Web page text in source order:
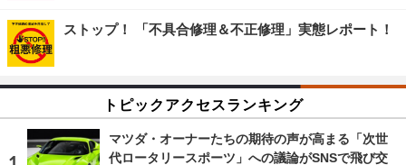
ストップ！ 「不具合修理＆不正修理」実態レポート！
トピックアクセスランキング
マツダ・オーナーたちの期待の声が高まる「次世
代ロータリースポーツ」への議論がSNSで飛び交